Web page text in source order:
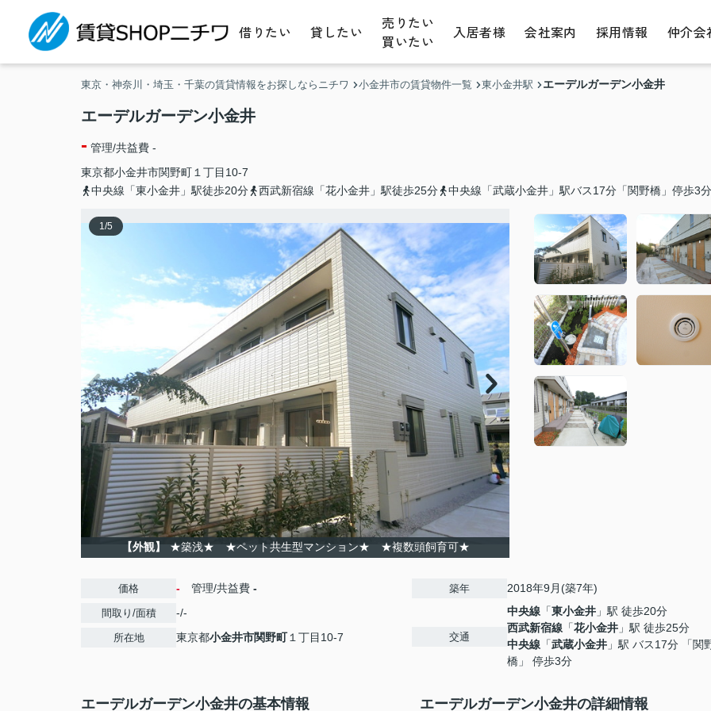
借りたい 貸したい
売りたい
買いたい
入居者様 会社案内 採用情報 仲介会
東京・神奈川・埼玉・千葉の賃貸情報をお探しならニチワ 小金井市の賃貸物件一覧 東小金井駅 エーデルガーデン小金井
エーデルガーデン小金井
- 管理/共益費 -
東京都小金井市関野町 １丁目10-7
中央線「東小金井」駅徒歩20分
西武新宿線「花小金井」駅徒歩25分 中央線「武蔵小金井」駅バス17分「関野橋」停歩3分
1/5
【外観】 ★築浅★ ★ペット共生型マンション★ ★複数頭飼育可★
価格 - 管理/共益費 -
間取り/面積 -/-
所在地 東京都小金井市関野町１丁目10-7
築年 2018年9月(築7年)
交通
中央線 「東小金井 」駅 徒歩20分
西武新宿線 「花小金井 」駅 徒歩25分
中央線 「武蔵小金井 」駅 バス17分 「関
橋」 停歩3分
エーデルガーデン小金井の基本情報 エーデルガーデン小金井の詳細情報